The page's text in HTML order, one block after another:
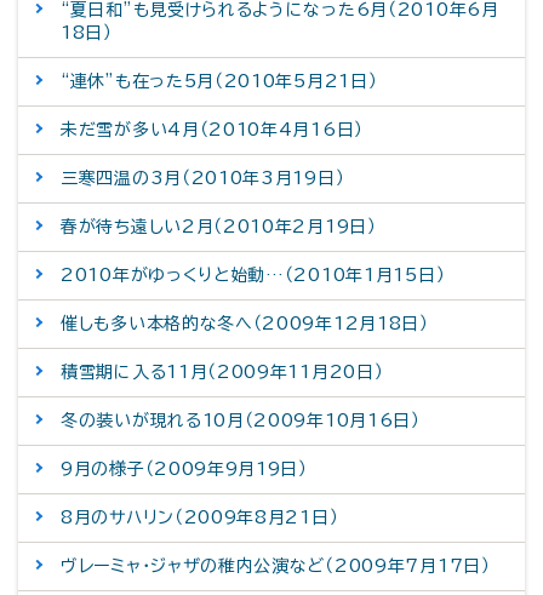
“夏日和”も見受けられるようになった6月（2010年6月
18日）
“連休”も在った5月（2010年5月21日）
未だ雪が多い4月（2010年4月16日）
三寒四温の3月（2010年3月19日）
春が待ち遠しい2月（2010年2月19日）
2010年がゆっくりと始動…（2010年1月15日）
催しも多い本格的な冬へ（2009年12月18日）
積雪期に入る11月（2009年11月20日）
冬の装いが現れる10月（2009年10月16日）
9月の様子（2009年9月19日）
8月のサハリン（2009年8月21日）
ヴレーミャ・ジャザの稚内公演など（2009年7月17日）